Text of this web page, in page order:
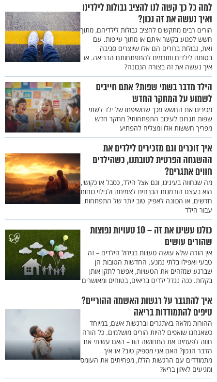
למה כל כך קשה לנו להציב גבולות לילדינו
ואיך נעשה את זה נכון?
הורים רבים מתקשים להציב גבולות לילדיהם, מתוך
חשש לפגוע בקשר איתם או מתוך עייפות. עם
זאת, גבולות ברורים הם אלו שיוצרים סביבה
בטוחה לילדים ותורמים להתפתחותם הבריאה. אז
איך נעשה את זה בצורה הנכונה?
הילד מדבר בשתי שפות? אתם חייבים
לשמוע על המחקר החדש
מכירים את החשש מכך שחשיפתו של ילד לשתי
שפות תגרום לעיכוב התפתחותי? מחקר חדש
מפריך חששות אלו ומצליח להפתיע
איך זוכרים וגם מזכירים לילדים את
ההשגחה הפרטית לטובתנו, כשהילדים
חווים אתגרים?
מה שנחווה בעינינו, וגם אצל הילד, כסבל או כקושי,
הוא בעצם הזדמנות הכרחית לצמיחה ולגילוי כוחות
חדשים, או הכוונה לאפיק טוב יותר של התפתחות
עבור הילד
כולנו עשינו את זה – 10 טעויות נפוצות
שהורים עושים
אין הורה שלא עושה טעויות בגידול הילדים – זה
טבעי ואפילו בלתי נמנע. החדשות הטובות הן
שברגע שמזהים את הטעויות, אפשר לתקן אותן
בקלות. ככה נגדל ילדים בריאים, בטוחים ומאושרים
איך להתגבר על רגשות האשמה ההוריים?
טיפים להתמודדות בריאה
ההורות מלאה באתגרים וברגשות אשם, במיוחד
כשאנחנו שואפים להיות הורים מושלמים. כל הורה
חווה לפעמים את התחושה הזו – האם עשיתי את
הדבר הנכון? האם אני מספיק טוב? אז איך
מתמודדים עם הרגשות הללו, מפחיתים את העומס
ומגיעים לאיזון בריא?